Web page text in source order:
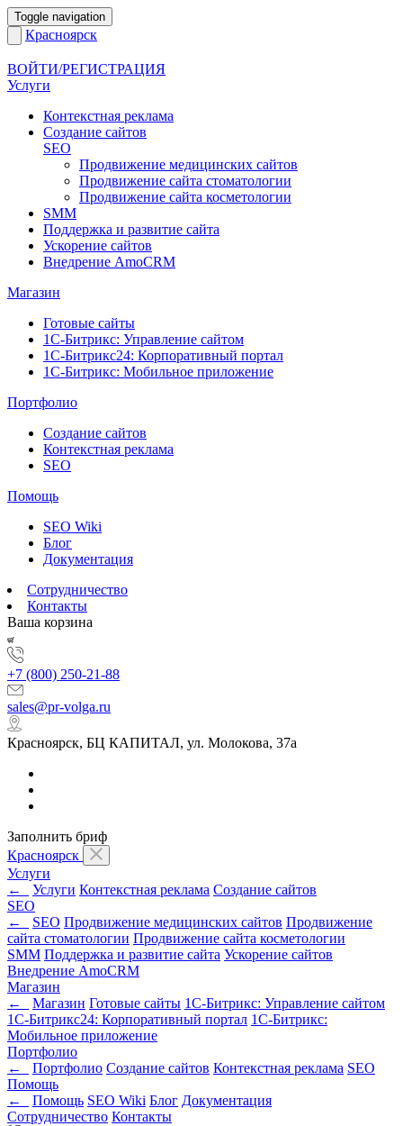
Toggle navigation
Красноярск
ВОЙТИ/РЕГИСТРАЦИЯ
Услуги
Контекстная реклама
Создание сайтов
SEO
Продвижение медицинских сайтов
Продвижение сайта стоматологии
Продвижение сайта косметологии
SMM
Поддержка и развитие сайта
Ускорение сайтов
Внедрение AmoCRM
Магазин
Готовые сайты
1С-Битрикс: Управление сайтом
1С-Битрикс24: Корпоративный портал
1С-Битрикс: Мобильное приложение
Портфолио
Создание сайтов
Контекстная реклама
SEO
Помощь
SEO Wiki
Блог
Документация
Сотрудничество
Контакты
Ваша корзина
+7 (800) 250-21-88
sales@pr-volga.ru
Красноярск, БЦ КАПИТАЛ, ул. Молокова, 37а
Заполнить бриф
Красноярск
Услуги
←
Услуги Контекстная реклама Создание сайтов
SEO
←
SEO Продвижение медицинских сайтов Продвижение
сайта стоматологии Продвижение сайта косметологии
SMM Поддержка и развитие сайта Ускорение сайтов
Внедрение AmoCRM
Магазин
←
Магазин Готовые сайты 1С-Битрикс: Управление сайтом
1С-Битрикс24: Корпоративный портал 1С-Битрикс:
Мобильное приложение
Портфолио
←
Портфолио Создание сайтов Контекстная реклама SEO
Помощь
←
Помощь SEO Wiki Блог Документация
Сотрудничество Контакты